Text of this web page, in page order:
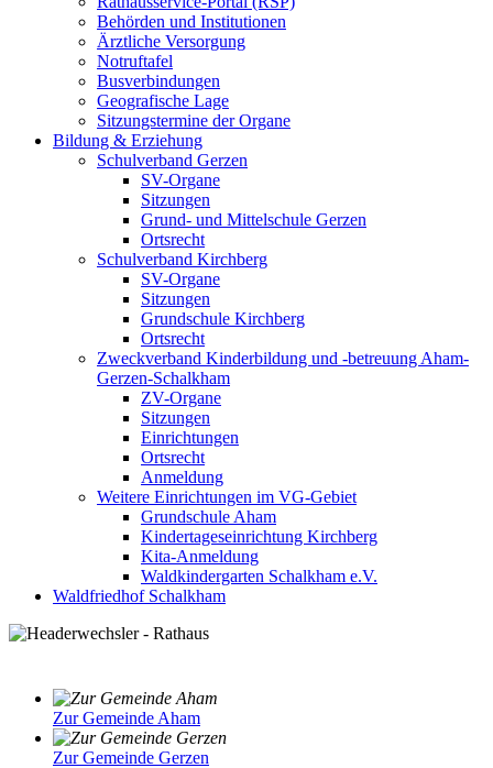
Behörden und Institutionen
Ärztliche Versorgung
Notruftafel
Busverbindungen
Geografische Lage
Sitzungstermine der Organe
Bildung & Erziehung
Schulverband Gerzen
SV-Organe
Sitzungen
Grund- und Mittelschule Gerzen
Ortsrecht
Schulverband Kirchberg
SV-Organe
Sitzungen
Grundschule Kirchberg
Ortsrecht
Zweckverband Kinderbildung und -betreuung Aham-
Gerzen-Schalkham
ZV-Organe
Sitzungen
Einrichtungen
Ortsrecht
Anmeldung
Weitere Einrichtungen im VG-Gebiet
Grundschule Aham
Kindertageseinrichtung Kirchberg
Kita-Anmeldung
Waldkindergarten Schalkham e.V.
Waldfriedhof Schalkham
Zur Gemeinde Aham
Zur Gemeinde Gerzen